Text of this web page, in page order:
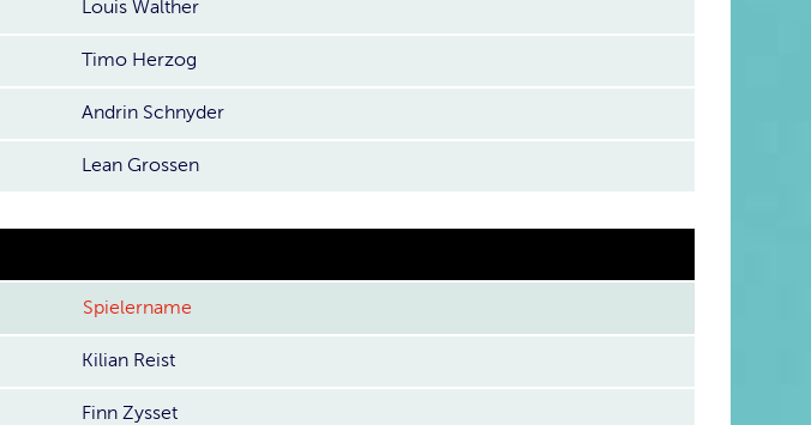
Louis Walther
Timo Herzog
Andrin Schnyder
Lean Grossen
Spielername
Kilian Reist
Finn Zysset